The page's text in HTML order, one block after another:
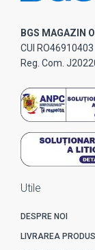
BGS MAGAZIN
CUI RO46910403
Reg. Com.
Utile
DESPRE NOI
LIVRAREA